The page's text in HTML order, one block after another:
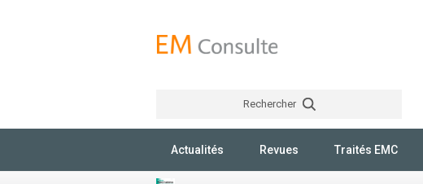
Rechercher
Actualités Revues Traités EMC